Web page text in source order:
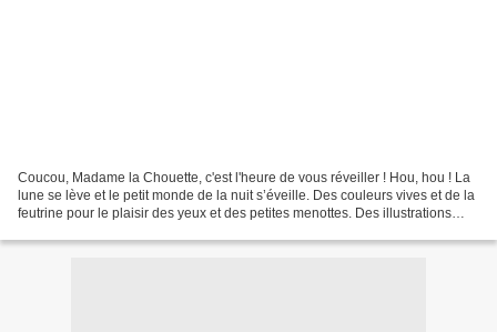
Coucou, Madame la Chouette, c'est l'heure de vous réveiller ! Hou, hou ! La
lune se lève et le petit monde de la nuit s’éveille. Des couleurs vives et de la
feutrine pour le plaisir des yeux et des petites menottes. Des illustrations